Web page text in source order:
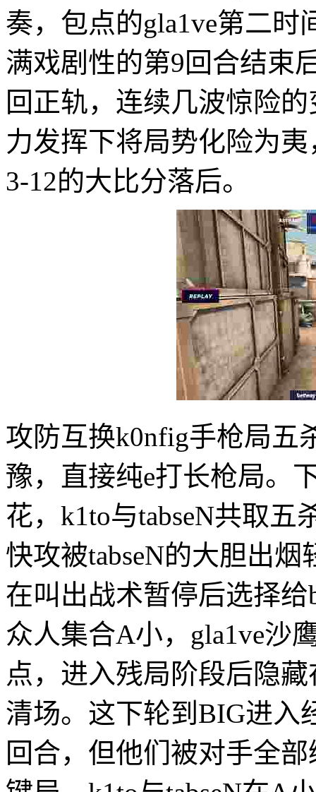
奏，包点的gla1ve第二
满戏剧性的第9回合结束
回正轨，连续几波惊险
力发挥下将局势化险为
3-12的大比分落后。
攻防互换k0nfig手枪局五
豫，直接纯e打长枪局。
花，k1to与tabseN共取五
快攻被tabseN的大胆出
在叫出战术暂停后选择
众人集合A小，gla1ve沙
点，进入残局阶段后隐
清场。这下轮到BIG进入
回合，但他们被对手全